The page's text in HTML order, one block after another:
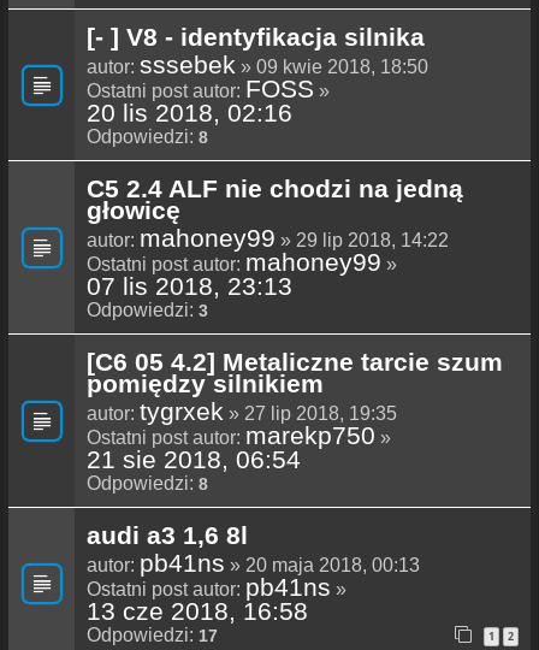
[- ] V8 - identyfikacja silnika
autor: sssebek » 09 kwie 2018, 18:50
Ostatni post autor: FOSS »
20 lis 2018, 02:16
Odpowiedzi: 8
C5 2.4 ALF nie chodzi na jedną
głowicę
autor: mahoney99 » 29 lip 2018, 14:22
Ostatni post autor: mahoney99 »
07 lis 2018, 23:13
Odpowiedzi: 3
[C6 05 4.2] Metaliczne tarcie szum
pomiędzy silnikiem
autor: tygrxek » 27 lip 2018, 19:35
Ostatni post autor: marekp750 »
21 sie 2018, 06:54
Odpowiedzi: 8
audi a3 1,6 8l
autor: pb41ns » 20 maja 2018, 00:13
Ostatni post autor: pb41ns »
13 cze 2018, 16:58
Odpowiedzi: 17 1 2